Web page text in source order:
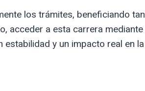
los trámites, beneficiando
acceder a esta carrera mediante
y un impacto real en la